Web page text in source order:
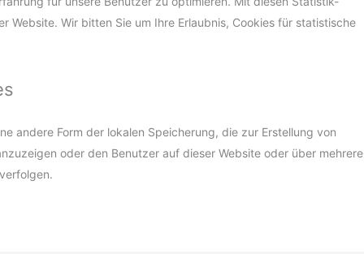
Website. Wir bitten Sie um Ihre Erlaubnis, Cookies für statistische
andere Form der lokalen Speicherung, die zur Erstellung von
oder den Benutzer auf dieser Website oder über mehrere